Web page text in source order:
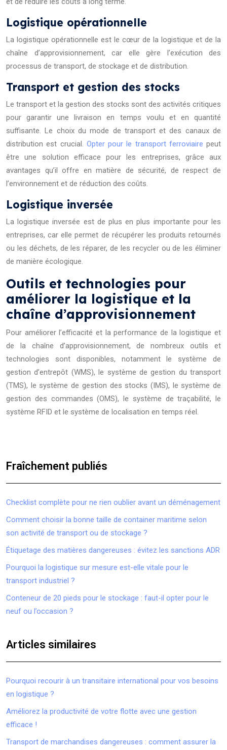
Logistique opérationnelle
La logistique opérationnelle est le cœur de la logistique et de la
chaîne d’approvisionnement, car elle gère l’exécution des
processus de transport, de stockage et de distribution.
Transport et gestion des stocks
Le transport et la gestion des stocks sont des activités critiques
pour garantir une livraison en temps voulu et en quantité
suffisante. Le choix du mode de transport et des canaux de
distribution est crucial. Opter pour le transport ferroviaire peut
être une solution efficace pour les entreprises, grâce aux
avantages qu’il offre en matière de sécurité, de respect de
l’environnement et de réduction des coûts.
Logistique inversée
La logistique inversée est de plus en plus importante pour les
entreprises, car elle permet de récupérer les produits retournés
ou les déchets, de les réparer, de les recycler ou de les éliminer
de manière écologique.
Outils et technologies pour
améliorer la logistique et la
chaîne d’approvisionnement
Pour améliorer l’efficacité et la performance de la logistique et
de la chaîne d’approvisionnement, de nombreux outils et
technologies sont disponibles, notamment le système de
gestion d’entrepôt (WMS), le système de gestion du transport
(TMS), le système de gestion des stocks (IMS), le système de
gestion des commandes (OMS), le système de traçabilité, le
système RFID et le système de localisation en temps réel.
Fraîchement publiés
Checklist complète pour ne rien oublier avant un déménagement
Comment choisir la bonne taille de container maritime selon
son activité de transport ou de stockage ?
Étiquetage des matières dangereuses : évitez les sanctions ADR
Pourquoi la logistique sur mesure est-elle vitale pour le
transport industriel ?
Conteneur de 20 pieds pour le stockage : faut-il opter pour le
neuf ou l’occasion ?
Articles similaires
Pourquoi recourir à un transitaire international pour vos besoins
en logistique ?
Améliorez la productivité de votre flotte avec une gestion
efficace !
Transport de marchandises dangereuses : comment assurer la